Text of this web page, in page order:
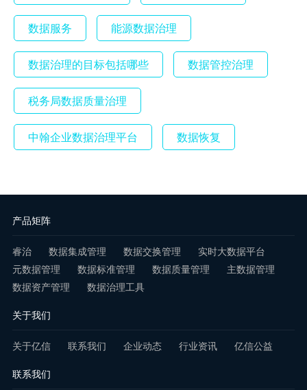
数据服务 能源数据治理
数据治理的目标包括哪些 数据管控治理
税务局数据质量治理
中翰企业数据治理平台 数据恢复
产品矩阵
睿治 数据集成管理 数据交换管理
实时大数据平台
元数据管理
数据标准管理 数据质量管理
主数据管理
数据资产管理
数据治理工具
关于我们
关于亿信 联系我们 企业动态 行业资讯 亿信公益
联系我们